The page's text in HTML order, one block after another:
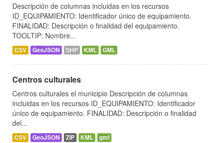
Descripción de columnas incluidas en los recursos
ID_EQUIPAMIENTO: Identificador único de equipamiento.
FINALIDAD: Descripción o finalidad del equipamiento.
TOOLTIP: Nombre...
CSV GeoJSON SHP KML GML
Centros culturales
Centros culturales el municipio Descripción de columnas
incluidas en los recursos ID_EQUIPAMIENTO: Identificador
único de equipamiento. FINALIDAD: Descripción o finalidad
del...
CSV GeoJSON ZIP KML gml